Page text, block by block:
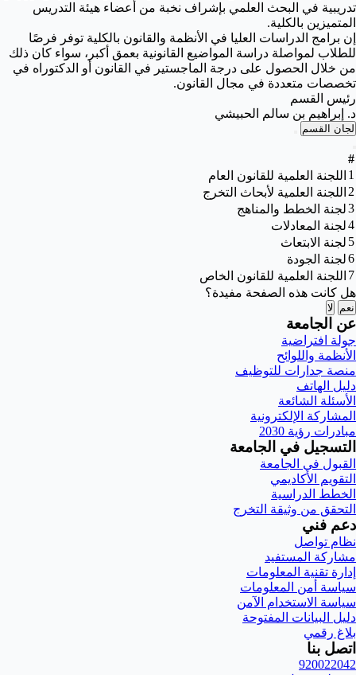
تدريبية في البحث العلمي بإشراف نخبة من أعضاء هيئة التدريس
المتميزين بالكلية.
إن برامج الدراسات العليا في الأنظمة والقانون بالكلية توفر فرصًا
للطلاب لمواصلة دراسة المواضيع القانونية بعمق أكبر، سواء كان ذلك
من خلال الحصول على درجة الماجستير في القانون أو الدكتوراه في
تخصصات متعددة في مجال القانون.
رئيس القسم
د. إبراهيم بن سالم الحبيشي
لجان القسم
#
1 اللجنة العلمية للقانون العام
2 اللجنة العلمية لأبحاث التخرج
3لجنة الخطط والمناهج
4لجنة المعادلات
5 لجنة الابتعاث
6لجنة الجودة
7 اللجنة العلمية للقانون الخاص
هل كانت هذه الصفحة مفيدة؟
نعم لا
عن الجامعة
جولة افتراضية
الأنظمة واللوائح
منصة جدارات للتوظيف
دليل الهاتف
الأسئلة الشائعة
المشاركة الإلكترونية
مبادرات رؤية 2030
التسجيل في الجامعة
القبول في الجامعة
التقويم الأكاديمي
الخطط الدراسية
التحقق من وثيقة التخرج
دعم فني
نظام تواصل
مشاركة المستفيد
إدارة تقنية المعلومات
سياسة أمن المعلومات
سياسة الاستخدام الآمن
دليل البيانات المفتوحة
بلاغ رقمي
اتصل بنا
920022042